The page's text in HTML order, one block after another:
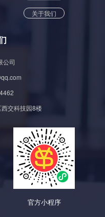
关于我们
公司
交科技园8楼
官方小程序